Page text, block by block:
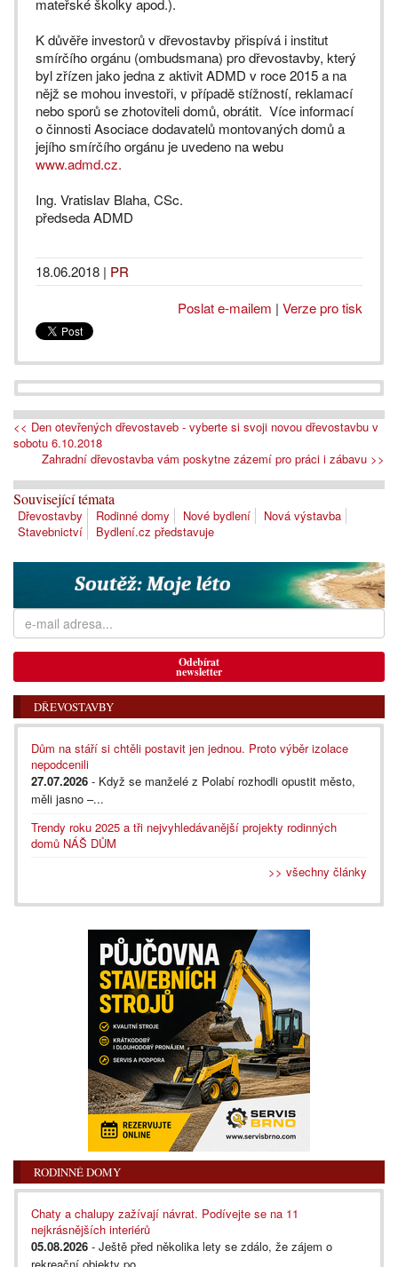
mateřské školky apod.).
K důvěře investorů v dřevostavby přispívá i institut
smírčího orgánu (ombudsmana) pro dřevostavby, který
byl zřízen jako jedna z aktivit ADMD v roce 2015 a na
nějž se mohou investoři, v případě stížností, reklamací
nebo sporů se zhotoviteli domů, obrátit. Více informací
o činnosti Asociace dodavatelů montovaných domů a
jejího smírčího orgánu je uvedeno na webu
www.admd.cz.
Ing. Vratislav Blaha, CSc.
předseda ADMD
18.06.2018 | PR
Poslat e-mailem | Verze pro tisk
<< Den otevřených dřevostaveb - vyberte si svoji novou dřevostavbu v
sobotu 6.10.2018
Zahradní dřevostavba vám poskytne zázemí pro práci i zábavu >>
Související témata
Dřevostavby Rodinné domy Nové bydlení
Nová výstavba
Stavebnictví
Bydlení.cz představuje
Odebírat
newsletter
DŘEVOSTAVBY
Dům na stáří si chtěli postavit jen jednou. Proto výběr izolace
nepodcenili
27.07.2026 - Když se manželé z Polabí rozhodli opustit město,
měli jasno –...
Trendy roku 2025 a tři nejvyhledávanější projekty rodinných
domů NÁŠ DŮM
>> všechny články
RODINNÉ DOMY
Chaty a chalupy zažívají návrat. Podívejte se na 11
nejkrásnějších interiérů
05.08.2026 - Ještě před několika lety se zdálo, že zájem o